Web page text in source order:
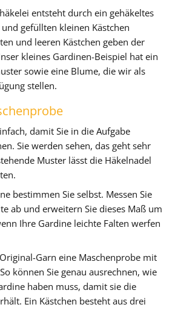
entsteht durch ein gehäkeltes
gefüllten kleinen Kästchen
und leeren Kästchen geben der
kleines Gardinen-Beispiel hat ein
sowie eine Blume, die wir als
stellen.
damit Sie in die Aufgabe
Sie werden sehen, das geht sehr
Muster lässt die Häkelnadel
bestimmen Sie selbst. Messen Sie
ab und erweitern Sie dieses Maß um
Ihre Gardine leichte Falten werfen
Garn eine Maschenprobe mit
können Sie genau ausrechnen, wie
haben muss, damit sie die
Ein Kästchen besteht aus drei